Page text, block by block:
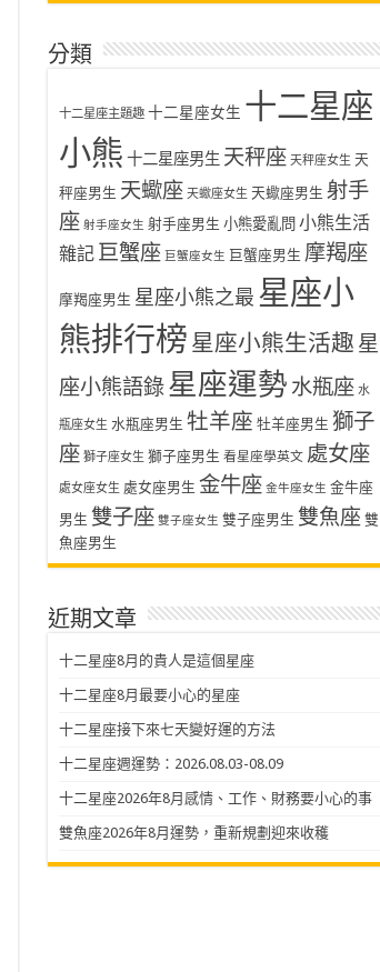
分類
十二星座主題趣 十二星座女生 十二星座
小熊 十二星座男生 天秤座 天秤座女生 天
秤座男生 天蠍座 天蠍座女生 天蠍座男生 射手
座 射手座女生 射手座男生 小熊愛亂問 小熊生活
雜記 巨蟹座 巨蟹座女生 巨蟹座男生 摩羯座
摩羯座男生 星座小熊之最 星座小
熊排行榜 星座小熊生活趣 星
座小熊語錄星座運勢 水瓶座 水
瓶座女生 水瓶座男生 牡羊座 牡羊座男生 獅子
座 獅子座女生 獅子座男生 看星座學英文 處女座
處女座女生 處女座男生 金牛座 金牛座女生 金牛座
男生 雙子座 雙子座女生 雙子座男生 雙魚座 雙
魚座男生
近期文章
十二星座8月的貴人是這個星座
十二星座8月最要小心的星座
十二星座接下來七天變好運的方法
十二星座週運勢：2026.08.03-08.09
十二星座2026年8月感情、工作、財務要小心的事
雙魚座2026年8月運勢，重新規劃迎來收穫